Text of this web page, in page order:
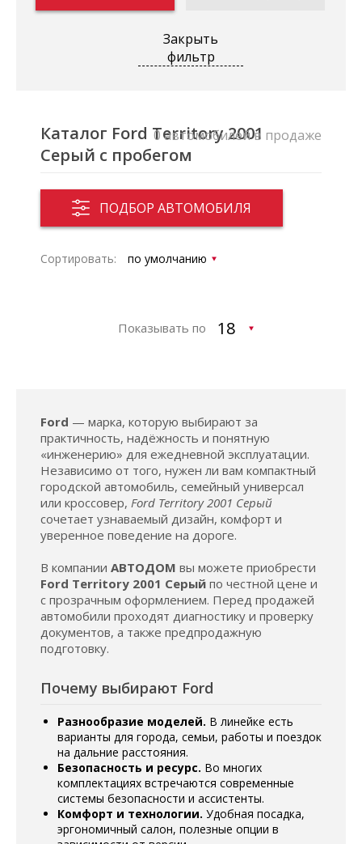
Закрыть
фильтр
Каталог Ford Territory 2001
Серый с пробегом
ПОДБОР АВТОМОБИЛЯ
0 автомобилей в продаже
Сортировать:
Показывать по
Ford — марка, которую выбирают за
практичность, надёжность и понятную
«инженерию» для ежедневной эксплуатации.
Независимо от того, нужен ли вам компактный
городской автомобиль, семейный универсал
или кроссовер, Ford Territory 2001 Серый
сочетает узнаваемый дизайн, комфорт и
уверенное поведение на дороге.
В компании АВТОДОМ вы можете приобрести
Ford Territory 2001 Серый по честной цене и
с прозрачным оформлением. Перед продажей
автомобили проходят диагностику и проверку
документов, а также предпродажную
подготовку.
Почему выбирают Ford
Разнообразие моделей. В линейке есть
варианты для города, семьи, работы и поездок
на дальние расстояния.
Безопасность и ресурс. Во многих
комплектациях встречаются современные
системы безопасности и ассистенты.
Комфорт и технологии. Удобная посадка,
эргономичный салон, полезные опции в